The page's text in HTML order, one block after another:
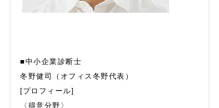
■中小企業診断士
冬野健司（オフィス冬野代表）
[プロフィール]
〈得意分野〉